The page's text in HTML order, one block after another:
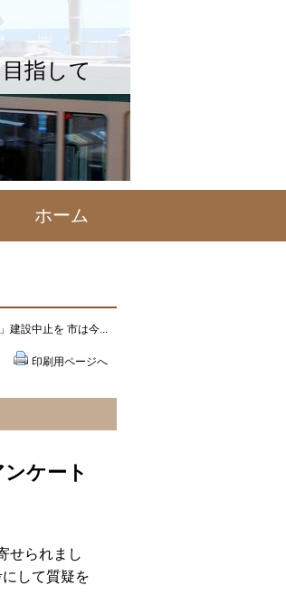
指して
ホーム
」建設中止を 市は今...
印刷用ページへ
ケート
せられまし
して質疑を